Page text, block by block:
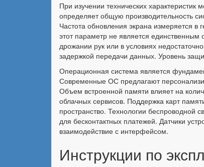
При изучении технических
определяет общую производительность
Частота обновления экрана измеряется
этот параметр не является
дрожании рук или в условиях
задержкой передачи данных. Уровень
Операционная система является
Современные ОС предлагают
Объем встроенной памяти влияет на
облачных сервисов. Поддержка карт
пространство. Технологии беспроводной
для бесконтактных платежей. Датчики
взаимодействие с интерфейсом.
Инструкции по